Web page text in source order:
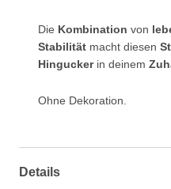
Die Kombination von
Stabilität macht diesen
Hingucker in deinem
Ohne Dekoration.
Details